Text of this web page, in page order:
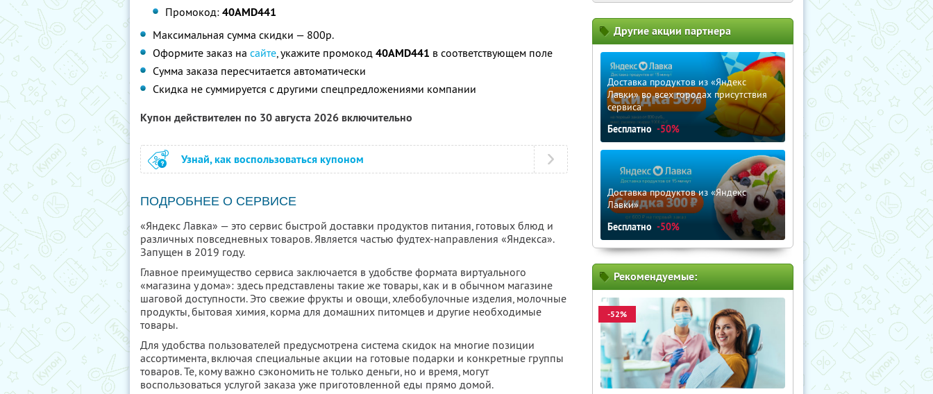
Промокод:40AMD441
Максимальная сумма скидки — 800р.
Оформите заказ на сайте, укажите промокод 40AMD441 в соответствующем поле
Сумма заказа пересчитается автоматически
Скидка не суммируется с другими спецпредложениями компании
Купон действителен по 30 августа 2026 включительно
Узнай, как воспользоваться купоном
ПОДРОБНЕЕ О СЕРВИСЕ
«Яндекс Лавка» — это сервис быстрой доставки продуктов питания, готовых блюд и
различных повседневных товаров. Является частью фудтех-направления «Яндекса».
Запущен в 2019 году.
Главное преимущество сервиса заключается в удобстве формата виртуального
«магазина у дома»: здесь представлены такие же товары, как и в обычном магазине
шаговой доступности. Это свежие фрукты и овощи, хлебобулочные изделия, молочные
продукты, бытовая химия, корма для домашних питомцев и другие необходимые
товары.
Для удобства пользователей предусмотрена система скидок на многие позиции
ассортимента, включая специальные акции на готовые подарки и конкретные группы
товаров. Те, кому важно сэкономить не только деньги, но и время, могут
воспользоваться услугой заказа уже приготовленной еды прямо домой.
Другие акции партнера
Доставка продуктов из «Яндекс
Лавки» во всех городах присутствия
сервиса
Бесплатно -50%
Доставка продуктов из «Яндекс
Лавки»
Бесплатно -50%
Рекомендуемые:
-52%